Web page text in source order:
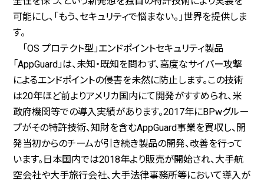
可能にし、「もう、セキュリティで悩まない。」世界を提供しま
す。
「OS プロテクト型」エンドポイントセキュリティ製品
「AppGuard」は、未知・既知を問わず、高度なサイバー攻撃
によるエンドポイントの侵害を未然に防止します。この技術
は20年ほど前よりアメリカ国内にて開発がすすめられ、米
政府機関等での導入実績があります。2017年にBPwグルー
プがその特許技術、知財を含むAppGuard事業を買収し、開
発当初からのチームが引き続き製品の開発、改善を行って
います。日本国内では2018年より販売が開始され、大手航
空会社や大手旅行会社、大手法律事務所等において導入が